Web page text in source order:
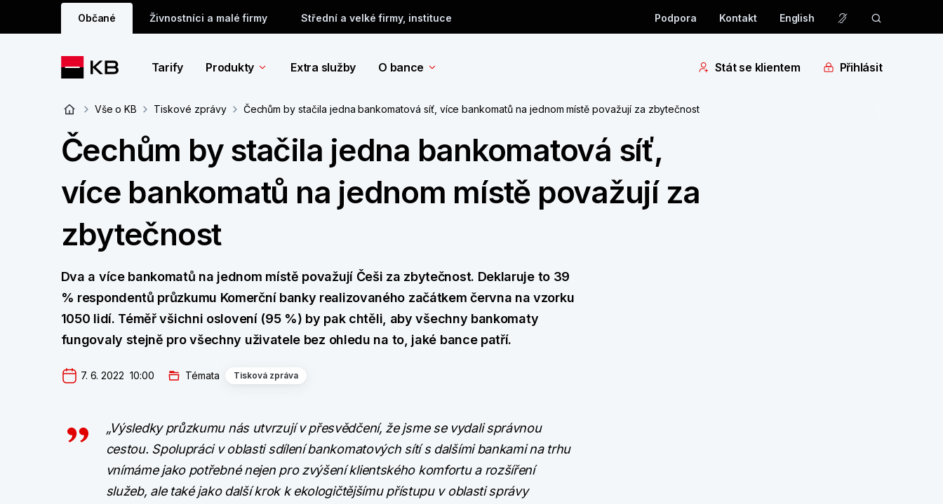
Občané Živnostníci a malé firmy Střední a velké firmy, instituce Podpora Kontakt English
Tarify Produkty Extra služby O bance Stát se klientem Přihlásit
Vše o KB Tiskové zprávy Čechům by stačila jedna bankomatová síť, více bankomatů na jednom místě považují za zbytečnost
Čechům by stačila jedna bankomatová síť,
více bankomatů na jednom místě považují za
zbytečnost
Dva a více bankomatů na jednom místě považují Češi za zbytečnost. Deklaruje to 39
% respondentů průzkumu Komerční banky realizovaného začátkem června na vzorku
1050 lidí. Téměř všichni oslovení (95 %) by pak chtěli, aby všechny bankomaty
fungovaly stejně pro všechny uživatele bez ohledu na to, jaké bance patří.
7. 6. 2022  10:00 Témata Tisková zpráva
„Výsledky průzkumu nás utvrzují v přesvědčení, že jsme se vydali správnou
cestou. Spolupráci v oblasti sdílení bankomatových sítí s dalšími bankami na trhu
vnímáme jako potřebné nejen pro zvýšení klientského komfortu a rozšíření
služeb, ale také jako další krok k ekologičtějšímu přístupu v oblasti správy